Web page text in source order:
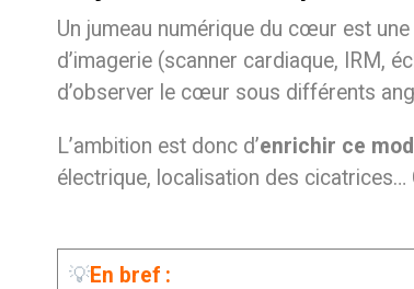
Un jumeau numérique du cœur est une
d’imagerie (scanner cardiaque, IRM,
d’observer le cœur sous différents
L’ambition est donc d’enrichir ce
électrique, localisation des
💡En bref :